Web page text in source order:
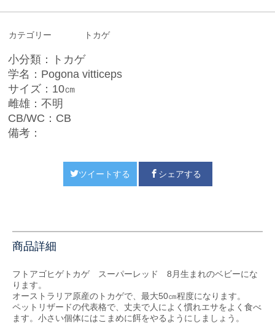
カテゴリー トカゲ
小分類：トカゲ
学名：Pogona vitticeps
サイズ：10㎝
雌雄：不明
CB/WC：CB
備考：
ツイートする シェアする
商品詳細
フトアゴヒゲトカゲ スーパーレッド 8月生まれのベビーにな
ります。
オーストラリア原産のトカゲで、最大50㎝程度になります。
ペットリザードの代表格で、丈夫で人によく慣れエサをよく食べ
ます。小さい個体にはこまめに餌をやるようにしましょう。